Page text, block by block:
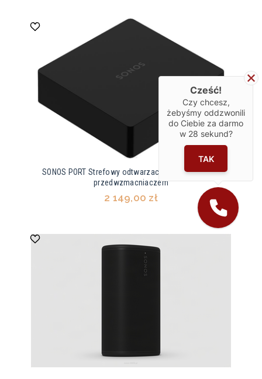
SONOS PORT Strefowy odtwarzacz z wbudowanym
przedwzmacniaczem
2 149,00 zł
Cześć!
Czy chcesz,
żebyśmy oddzwonili
do Ciebie za darmo
w 28 sekund?
TAK